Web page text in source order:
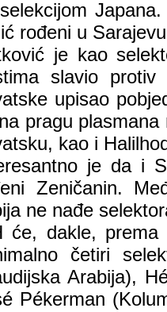
rođeni u
je kao
slavio
upisao
pragu
kao i
je da i
Zeničanin.
ne nađe
će, dakle,
četiri
Arabija),
Pékerman